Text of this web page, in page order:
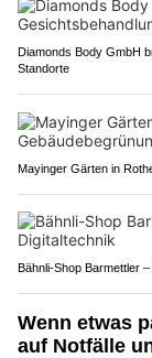
Diamonds Body GmbH
Standorte
Mayinger Gärten in
Bähnli-Shop Barmettler
Wenn etwas
auf Notfälle